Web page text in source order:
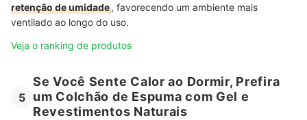
retenção de umidade, favorecendo um ambiente mais
ventilado ao longo do uso.
Veja o ranking de produtos
5
Se Você Sente Calor ao Dormir, Prefira
um Colchão de Espuma com Gel e
Revestimentos Naturais